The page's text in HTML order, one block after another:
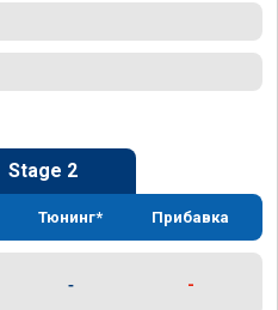
Stage 2
Тюнинг* Прибавка
- -